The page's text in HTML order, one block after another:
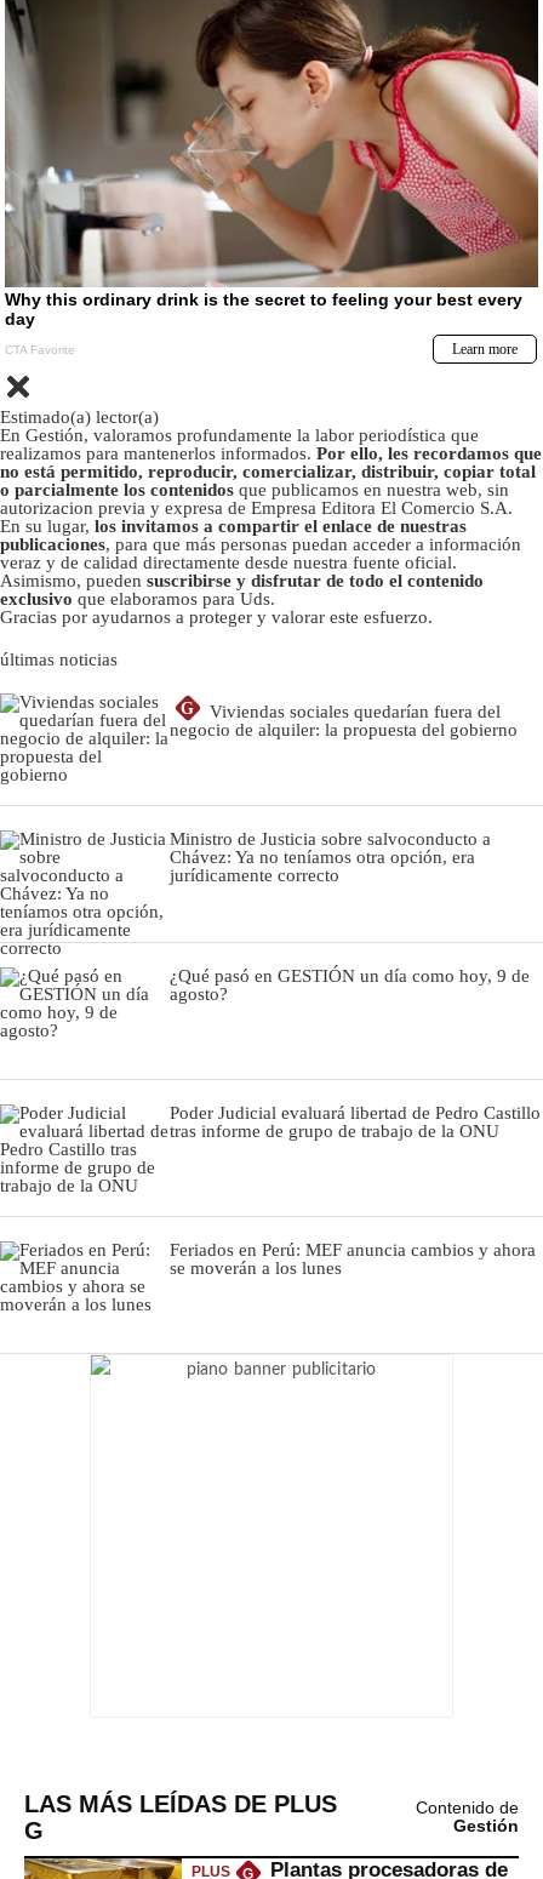
Estimado(a) lector(a)
En Gestión, valoramos profundamente la labor periodística que
realizamos para mantenerlos informados. Por ello, les recordamos que
no está permitido, reproducir, comercializar, distribuir, copiar total
o parcialmente los contenidos que publicamos en nuestra web, sin
autorizacion previa y expresa de Empresa Editora El Comercio S.A.
En su lugar, los invitamos a compartir el enlace de nuestras
publicaciones, para que más personas puedan acceder a información
veraz y de calidad directamente desde nuestra fuente oficial.
Asimismo, pueden suscribirse y disfrutar de todo el contenido
exclusivo que elaboramos para Uds.
Gracias por ayudarnos a proteger y valorar este esfuerzo.
últimas noticias
G
Viviendas sociales quedarían fuera del
negocio de alquiler: la propuesta del gobierno
Ministro de Justicia sobre salvoconducto a
Chávez: Ya no teníamos otra opción, era
jurídicamente correcto
¿Qué pasó en GESTIÓN un día como hoy, 9 de
agosto?
Poder Judicial evaluará libertad de Pedro Castillo
tras informe de grupo de trabajo de la ONU
Feriados en Perú: MEF anuncia cambios y ahora
se moverán a los lunes
LAS MÁS LEÍDAS DE PLUS
G
Contenido de
Gestión
PLUS G
Plantas procesadoras de